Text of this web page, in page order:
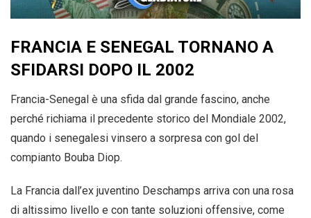
FRANCIA E SENEGAL TORNANO A
SFIDARSI DOPO IL 2002
Francia-Senegal è una sfida dal grande fascino, anche
perché richiama il precedente storico del Mondiale 2002,
quando i senegalesi vinsero a sorpresa con gol del
compianto Bouba Diop.
La Francia dall’ex juventino Deschamps arriva con una rosa
di altissimo livello e con tante soluzioni offensive, come